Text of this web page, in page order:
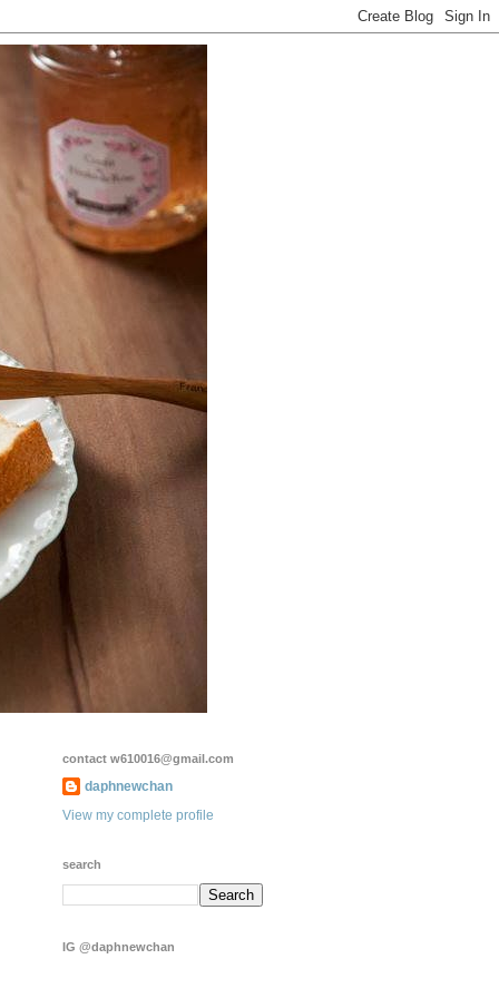
contact w610016@gmail.com
daphnewchan
View my complete profile
search
IG @daphnewchan